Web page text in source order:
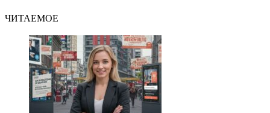
ЧИТАЕМОЕ